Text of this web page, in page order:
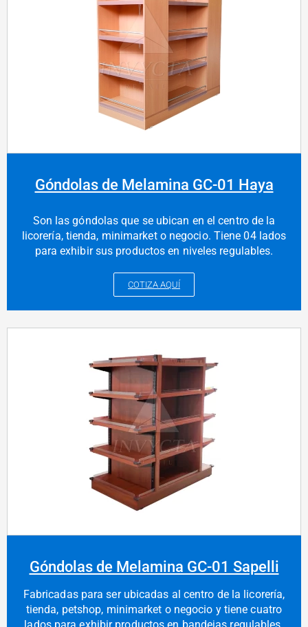
Góndolas de Melamina GC-01 Haya
Son las góndolas que se ubican en el centro de la
licorería, tienda, minimarket o negocio. Tiene 04 lados
para exhibir sus productos en niveles regulables.
COTIZA AQUÍ
Góndolas de Melamina GC-01 Sapelli
Fabricadas para ser ubicadas al centro de la licorería,
tienda, petshop, minimarket o negocio y tiene cuatro